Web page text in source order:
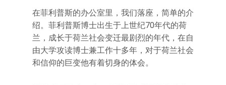
在菲利普斯的办公室里，我们落座，简单的介
绍。菲利普斯博士出生于上世纪70年代的荷
兰，成长于荷兰社会变迁最剧烈的年代，在自
由大学攻读博士兼工作十多年，对于荷兰社会
和信仰的巨变他有着切身的体会。